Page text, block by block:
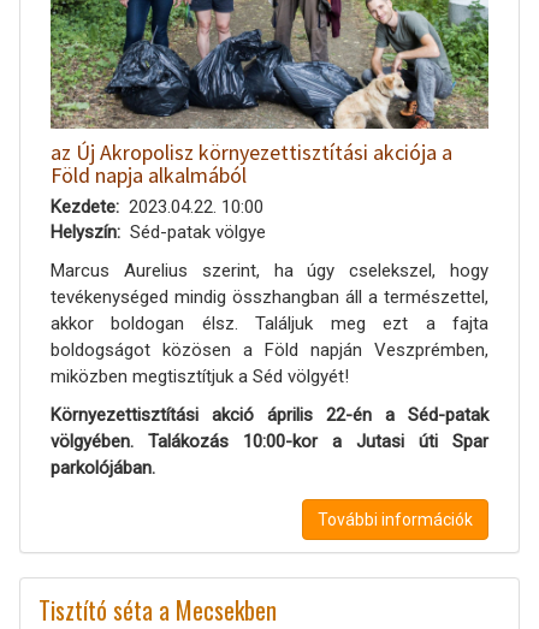
az Új Akropolisz környezettisztítási akciója a
Föld napja alkalmából
Kezdete
2023.04.22. 10:00
Helyszín
Séd-patak völgye
Marcus Aurelius szerint, ha úgy cselekszel, hogy
tevékenységed mindig összhangban áll a természettel,
akkor boldogan élsz. Találjuk meg ezt a fajta
boldogságot közösen a Föld napján Veszprémben,
miközben megtisztítjuk a Séd völgyét!
Környezettisztítási akció április 22-én a Séd-patak
völgyében. Talákozás 10:00-kor a Jutasi úti Spar
parkolójában.
További információk
Tisztító séta a Mecsekben